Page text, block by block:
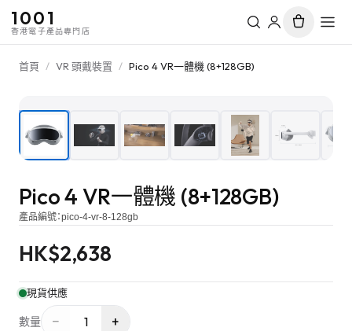
1001
香港電子產品專門店
首頁 / VR 頭戴裝置 / Pico 4 VR一體機 (8+128GB)
Pico 4 VR一體機 (8+128GB)
產品編號：pico-4-vr-8-128gb
HK$2,638
現貨供應
數量 − 1 +